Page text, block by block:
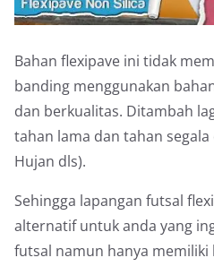
Bahan flexipave ini tidak
banding menggunakan
dan berkualitas. Ditambah
tahan lama dan tahan segala
Hujan dls).
Sehingga lapangan futsal
alternatif untuk anda yang
futsal namun hanya memiliki